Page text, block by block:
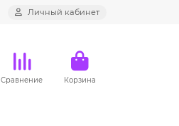
Личный кабинет
Сравнение Корзина